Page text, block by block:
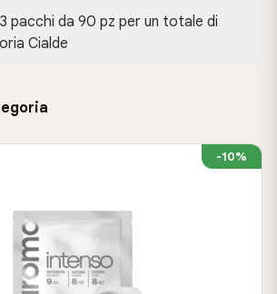
pacchi da 90 pz per un totale di
Cialde
-10%